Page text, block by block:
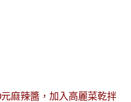
麻辣醬，加入高麗菜乾拌